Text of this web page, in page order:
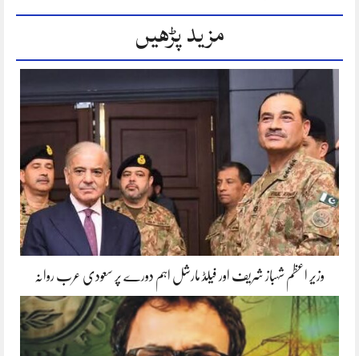
مزید پڑھیں
وزیر اعظم شہباز شریف اور فیلڈ مارشل اہم دورے پر سعودی عرب روانہ